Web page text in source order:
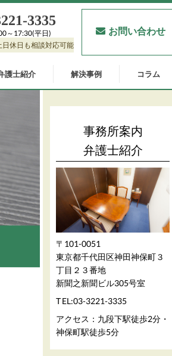
～17:30(平日)
休日も相談対応可能
お問い合わせ
護士紹介 解決事例 コラム
事務所案内
弁護士紹介
〒101-0051
東京都千代田区神田神保町３
丁目２３番地
新聞之新聞ビル305号室
TEL:03-3221-3335
アクセス：九段下駅徒歩2分・
神保町駅徒歩5分